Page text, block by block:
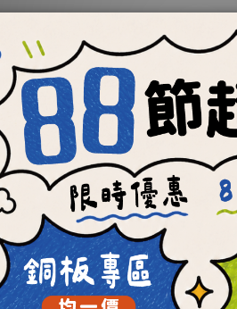
不是寵物包的假裝驚
訝Kii帆布袋
NT$499